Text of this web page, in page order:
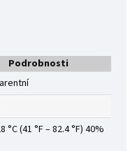
Podrobnosti
°C (41 °F – 82.4 °F) 40%